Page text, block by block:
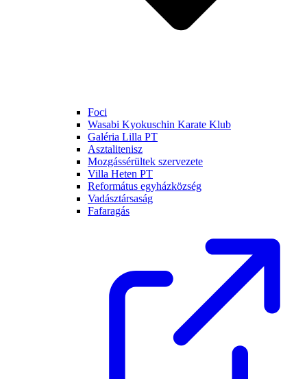
Foci
Wasabi Kyokuschin Karate Klub
Galéria Lilla PT
Asztalitenisz
Mozgássérültek szervezete
Villa Heten PT
Református egyházközség
Vadásztársaság
Fafaragás